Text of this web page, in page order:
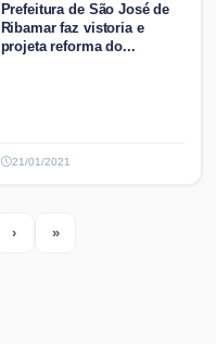
Prefeitura de São José de
Ribamar faz vistoria e
projeta reforma do...
21/01/2021
›Next »Last